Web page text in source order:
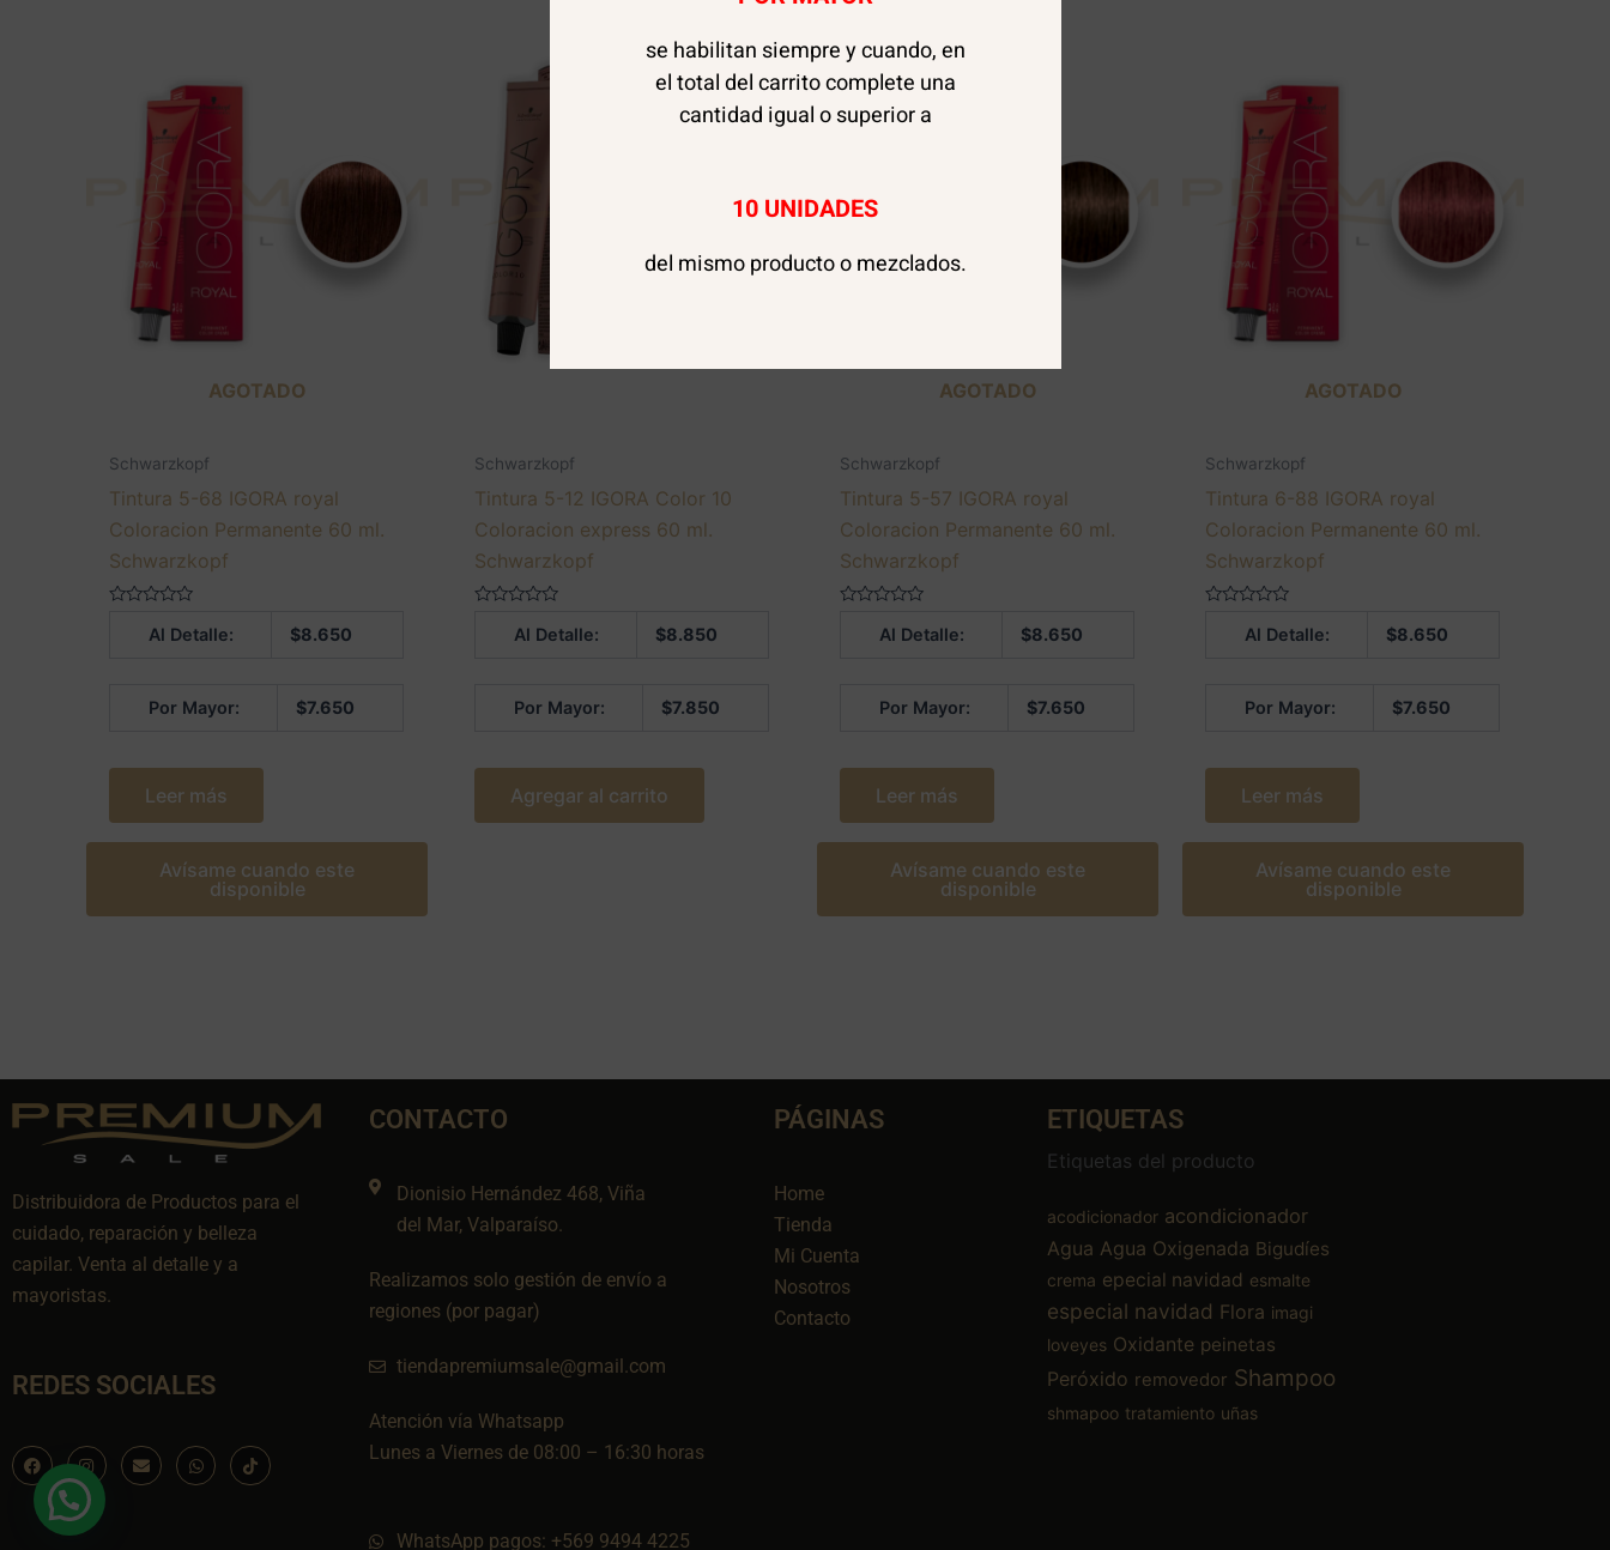
AGOTADO
Schwarzkopf
Tintura 5-68 IGORA royal
Coloracion Permanente 60 ml.
Schwarzkopf
Al Detalle: $8.650
Por Mayor: $7.650
Leer más
Avísame cuando este
disponible
Schwarzkopf
Tintura 5-12 IGORA Color 10
Coloracion express 60 ml.
Schwarzkopf
Al Detalle: $8.850
Por Mayor: $7.850
Agregar al carrito
AGOTADO
Schwarzkopf
Tintura 5-57 IGORA royal
Coloracion Permanente 60 ml.
Schwarzkopf
Al Detalle: $8.650
Por Mayor: $7.650
Leer más
Avísame cuando este
disponible
AGOTADO
Schwarzkopf
Tintura 6-88 IGORA royal
Coloracion Permanente 60 ml.
Schwarzkopf
Al Detalle: $8.650
Por Mayor: $7.650
Leer más
Avísame cuando este
disponible
Distribuidora de Productos para el
cuidado, reparación y belleza
capilar. Venta al detalle y a
mayoristas.
REDES SOCIALES
F
a
c
e
b
I
n
s
t
a
g
E
n
v
W
h
a
I
c
o
CONTACTO
Dionisio Hernández 468, Viña
del Mar, Valparaíso.
Realizamos solo gestión de envío a
regiones (por pagar)
tiendapremiumsale@gmail.com
Atención vía Whatsapp
Lunes a Viernes de 08:00 – 16:30 horas
WhatsApp pagos: +569 9494 4225
PÁGINAS
Home
Tienda
Mi Cuenta
Nosotros
Contacto
ETIQUETAS
Etiquetas del producto
acodicionador acondicionador
Agua Agua Oxigenada Bigudíes
crema epecial navidad esmalte
especial navidad Flora imagi
loveyes Oxidante peinetas
Peróxido removedor Shampoo
shmapoo tratamiento uñas
se habilitan siempre y cuando, en
el total del carrito complete una
cantidad igual o superior a
10 UNIDADES
del mismo producto o mezclados.